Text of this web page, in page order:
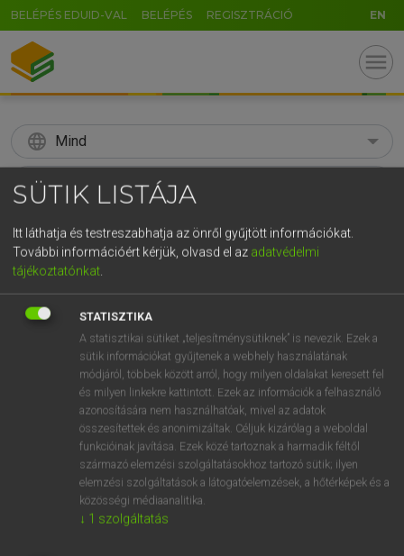
BELÉPÉS EDUID-VAL BELÉPÉS REGISZTRÁCIÓ EN
menu
language Mind
search
KERESÉS
Díjmentes angol szótár
absorption fn elnyelés
abszorpció
felszívás
felszívódás
(szellemi) elmélyedés
elmerülés
⚲ absorption keresése szótárainkban
SÜTIK LISTÁJA
Itt láthatja és testreszabhatja az önről gyűjtött információkat.
További információért kérjük, olvasd el az adatvédelmi
tájékoztatónkat.
STATISZTIKA
A statisztikai sütiket „teljesítménysütiknek” is nevezik. Ezek a
sütik információkat gyűjtenek a webhely használatának
módjáról, többek között arról, hogy milyen oldalakat keresett fel
és milyen linkekre kattintott. Ezek az információk a felhasználó
azonosítására nem használhatóak, mivel az adatok
összesítettek és anonimizáltak. Céljuk kizárólag a weboldal
funkcióinak javítása. Ezek közé tartoznak a harmadik féltől
származó elemzési szolgáltatásokhoz tartozó sütik; ilyen
elemzési szolgáltatások a látogatóelemzések, a hőtérképek és a
közösségi médiaanalitika.
↓ 1 szolgáltatás
5 6 7 8 9 ö ü ó
j k
n m , . - AltGr